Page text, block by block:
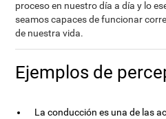
proceso en nuestro día a día y lo
seamos capaces de funcionar
de nuestra vida.
Ejemplos de
La conducción es una de las